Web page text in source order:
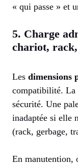
« qui passe » et
5. Charge
chariot,
Les dimensions
compatibilité. La
sécurité. Une
inadaptée si elle
(rack, gerbage,
En manutention,